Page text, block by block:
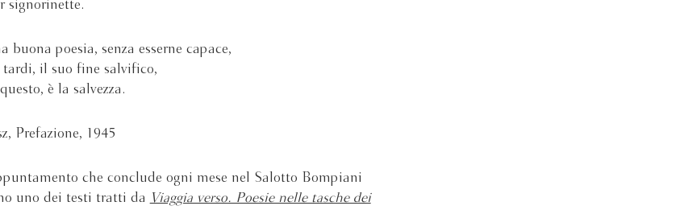
signorinette.
buona poesia, senza esserne capace,
tardi, il suo fine salvifico,
è la salvezza.
Prefazione, 1945
che conclude ogni mese nel Salotto Bompiani
uno dei testi tratti da Viaggia verso. Poesie nelle tasche dei